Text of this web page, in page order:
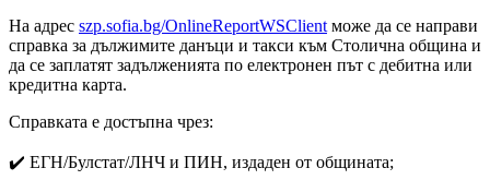
На адрес szp.sofia.bg/OnlineReportWSClient може да се направи
справка за дължимите данъци и такси към Столична община и
да се заплатят задълженията по електронен път с дебитна или
кредитна карта.
Справката е достъпна чрез:
✔️ ЕГН/Булстат/ЛНЧ и ПИН, издаден от общината;